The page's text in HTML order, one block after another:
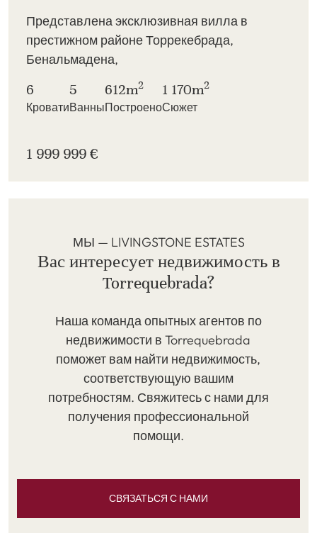
Представлена эксклюзивная вилла в
престижном районе Торрекебрада,
Бенальмадена,
6
Кровати
5
Ванны
612m2
Построено
1 170m2
Сюжет
1 999 999 €
МЫ — LIVINGSTONE ESTATES
Вас интересует недвижимость в
Torrequebrada?
Наша команда опытных агентов по
недвижимости в Torrequebrada
поможет вам найти недвижимость,
соответствующую вашим
потребностям. Свяжитесь с нами для
получения профессиональной
помощи.
СВЯЗАТЬСЯ С НАМИ